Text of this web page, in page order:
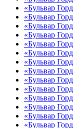
«Бульвар
«Бульвар
«Бульвар
«Бульвар
«Бульвар
«Бульвар
«Бульвар
«Бульвар
«Бульвар
«Бульвар
«Бульвар
«Бульвар
«Бульвар
«Бульвар